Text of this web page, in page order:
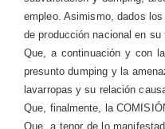
empleo. Asimismo, dados
de producción nacional en
Que, a continuación y con
presunto dumping y la
lavarropas y su relación
Que, finalmente, la
Que, a tenor de lo